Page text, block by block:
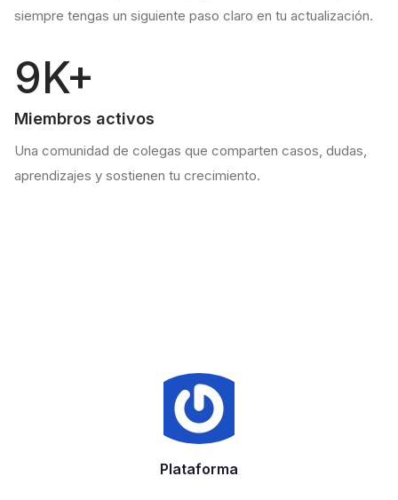
siempre tengas un siguiente paso claro en tu actualización.
9K+
Miembros activos
Una comunidad de colegas que comparten casos, dudas,
aprendizajes y sostienen tu crecimiento.
Plataforma